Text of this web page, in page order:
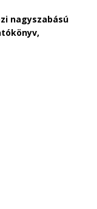
nagyszabású